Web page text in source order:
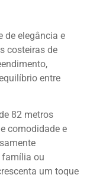
de elegância e
costeiras de
entre
82 metros
comodidade e
família ou
um toque